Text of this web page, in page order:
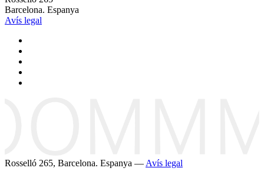
Barcelona. Espanya
Avís legal
Rosselló 265, Barcelona. Espanya — Avís legal